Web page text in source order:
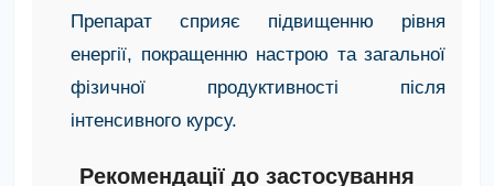
Препарат сприяє підвищенню рівня
енергії, покращенню настрою та загальної
фізичної продуктивності після
інтенсивного курсу.
Рекомендації до застосування